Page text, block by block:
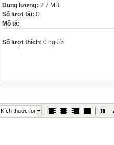
Dung lượng: 2.7 MB
Số lượt tải: 0
Mô tả:
Số lượt thích: 0 người
Kích thước font